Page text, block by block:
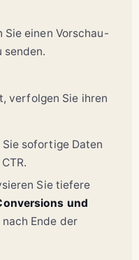
Sie einen Vorschau-
senden.
verfolgen Sie ihren
Sie sofortige Daten
Sie tiefere
und
Ende der